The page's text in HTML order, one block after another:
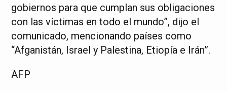
gobiernos para que cumplan sus obligaciones
con las víctimas en todo el mundo”, dijo el
comunicado, mencionando países como
“Afganistán, Israel y Palestina, Etiopía e Irán”.
AFP